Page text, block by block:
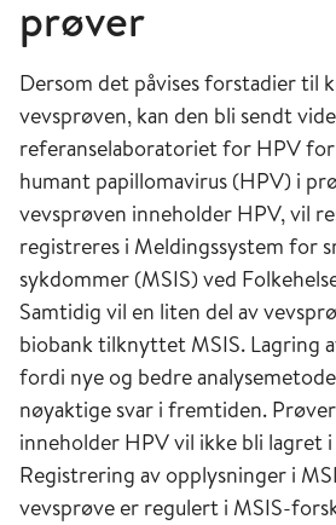
prøver
Dersom det påvises forstadier til
vevsprøven, kan den bli sendt
referanselaboratoriet for HPV
humant papillomavirus (HPV) i
vevsprøven inneholder HPV, vil
registreres i Meldingssystem for
sykdommer (MSIS) ved
Samtidig vil en liten del av
biobank tilknyttet MSIS. Lagring
fordi nye og bedre
nøyaktige svar i fremtiden.
inneholder HPV vil ikke bli lagret
Registrering av opplysninger i
vevsprøve er regulert i MSIS-